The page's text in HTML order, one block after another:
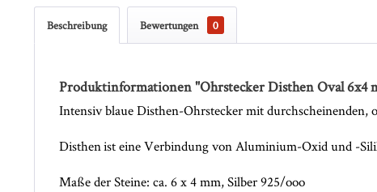
Beschreibung Bewertungen 0
Produktinformationen "Ohrstecker Disthen Oval 6x4
Intensiv blaue Disthen-Ohrstecker mit durchscheinenden,
Disthen ist eine Verbindung von Aluminium-Oxid und -
Maße der Steine: ca. 6 x 4 mm, Silber 925/ooo